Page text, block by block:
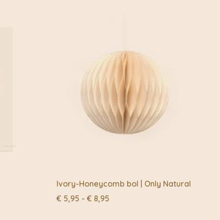
tot een minimum beperkt of volledig vermeden. Het
wordt met de hand uitgevoerd, van het
tot het vervaardigen van het eindproduct.
lokaal beschikbaar en door de natuurlijke uitstraling
is er weinig bewerking nodig.
eerlijke handel vormt een belangrijk onderdeel van de
weg van de grote steden zijn mensen afhankelijk van
Ivory-Honeycomb bol | Only Natural
€ 5,95 - € 8,95